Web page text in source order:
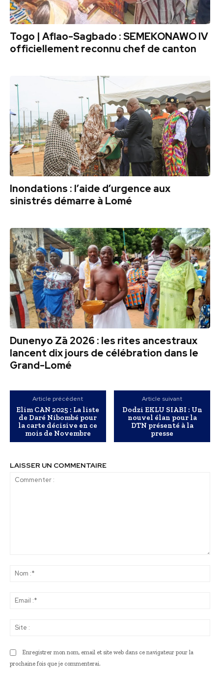
Togo | Aflao-Sagbado : SEMEKONAWO IV
officiellement reconnu chef de canton
Inondations : l’aide d’urgence aux
sinistrés démarre à Lomé
Dunenyo Zā 2026 : les rites ancestraux
lancent dix jours de célébration dans le
Grand-Lomé
Article précédent
Elim CAN 2025 : La liste
de Daré Nibombé pour
la carte décisive en ce
mois de Novembre
Article suivant
Dodzi EKLU SIABI : Un
nouvel élan pour la
DTN présenté à la
presse
LAISSER UN COMMENTAIRE
Enregistrer mon nom, email et site web dans ce navigateur pour la
prochaine fois que je commenterai.